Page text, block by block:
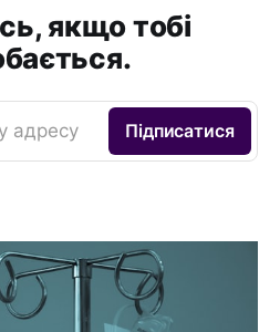
якщо тобі
адресу Підписатися